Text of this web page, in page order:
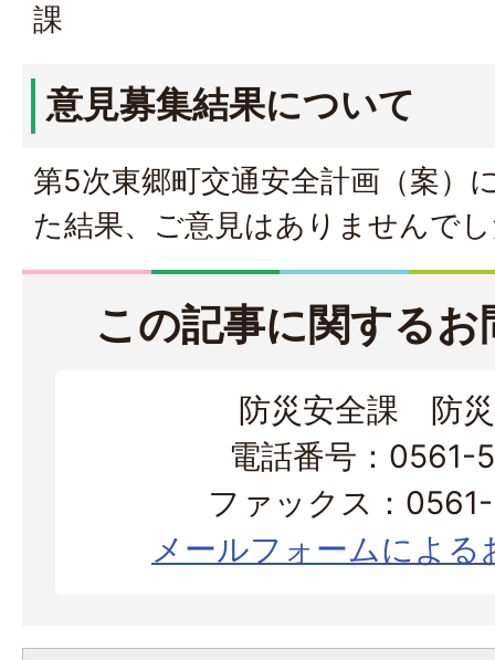
課
意見募集結果について
第5次東郷町交通安全計画（案）
た結果、ご意見はありませんで
この記事に関する
防災安全課 防
電話番号：0561-
ファックス：
メールフォームによる